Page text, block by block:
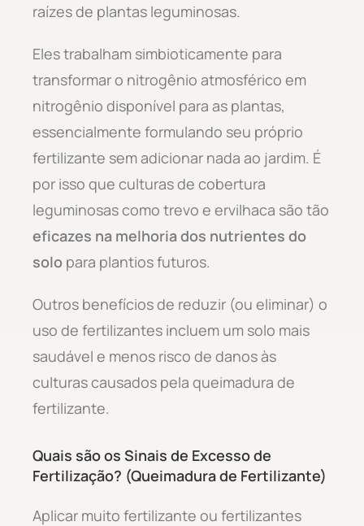
raízes de plantas leguminosas.
Eles trabalham simbioticamente para
transformar o nitrogênio atmosférico em
nitrogênio disponível para as plantas,
essencialmente formulando seu próprio
fertilizante sem adicionar nada ao jardim. É
por isso que culturas de cobertura
leguminosas como trevo e ervilhaca são tão
eficazes na melhoria dos nutrientes do
solo para plantios futuros.
Outros benefícios de reduzir (ou eliminar) o
uso de fertilizantes incluem um solo mais
saudável e menos risco de danos às
culturas causados pela queimadura de
fertilizante.
Quais são os Sinais de Excesso de
Fertilização? (Queimadura de Fertilizante)
Aplicar muito fertilizante ou fertilizantes